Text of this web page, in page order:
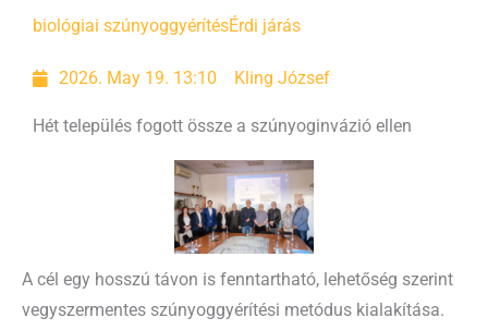
biológiai szúnyoggyérítésÉrdi járás
2026. May 19. 13:10 Kling József
Hét település fogott össze a szúnyoginvázió ellen
A cél egy hosszú távon is fenntartható, lehetőség szerint
vegyszermentes szúnyoggyérítési metódus kialakítása.